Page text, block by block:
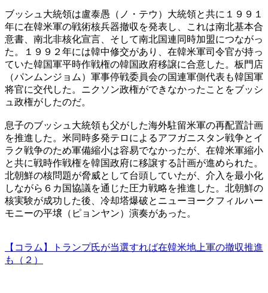
ブッシュ大統領は盧泰愚（ノ・テウ）大統領と共に１９９１
年に在韓米軍の戦術核兵器撤収を発表し、これは南北基本合
意書、南北非核化宣言、そして南北国連同時加盟につながっ
た。１９９２年には韓中修交があり、在韓米軍司令官が持っ
ていた韓国軍平時作戦権の韓国政府移譲に合意した。板門店
（パンムンジョム）軍事停戦委員会の国連軍側代表も韓国軍
将官に交代した。ニクソン政権ができなかったことをブッシ
ュ政権がしたのだ。
息子のブッシュ大統領も父がした海外駐留米軍の再配置計画
を推進した。米同時多発テロによるアフガニスタン戦争とイ
ラク戦争のため軍備縮小は容易でなかったが、在韓米軍縮小
と共に戦時作戦権を韓国政府に移譲する計画が進められた。
北朝鮮の核問題が脅威として台頭していたが、介入を最小化
しながら６カ国協議を通じた圧力戦略を推進した。北朝鮮の
核実験が成功した後、冷却塔爆破とニューヨークフィルハー
モニーの平壌（ピョンヤン）演奏があった。
【コラム】トランプ氏が当選すれば在韓米地上軍の撤収推進
も（２）